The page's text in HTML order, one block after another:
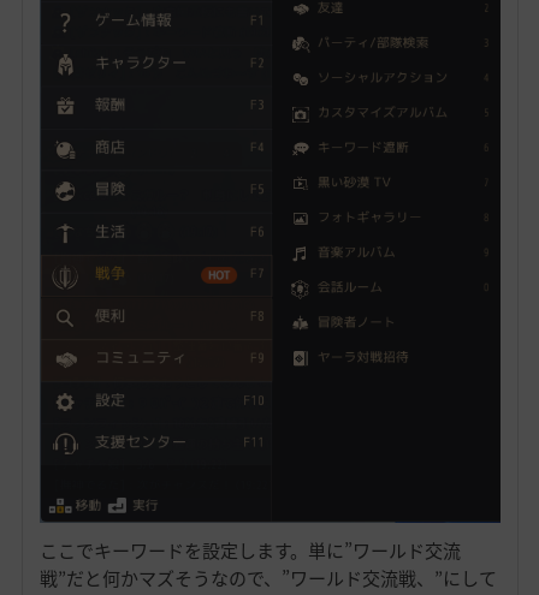
ここでキーワードを設定します。単に”ワールド交流
戦”だと何かマズそうなので、”ワールド交流戦、”にして